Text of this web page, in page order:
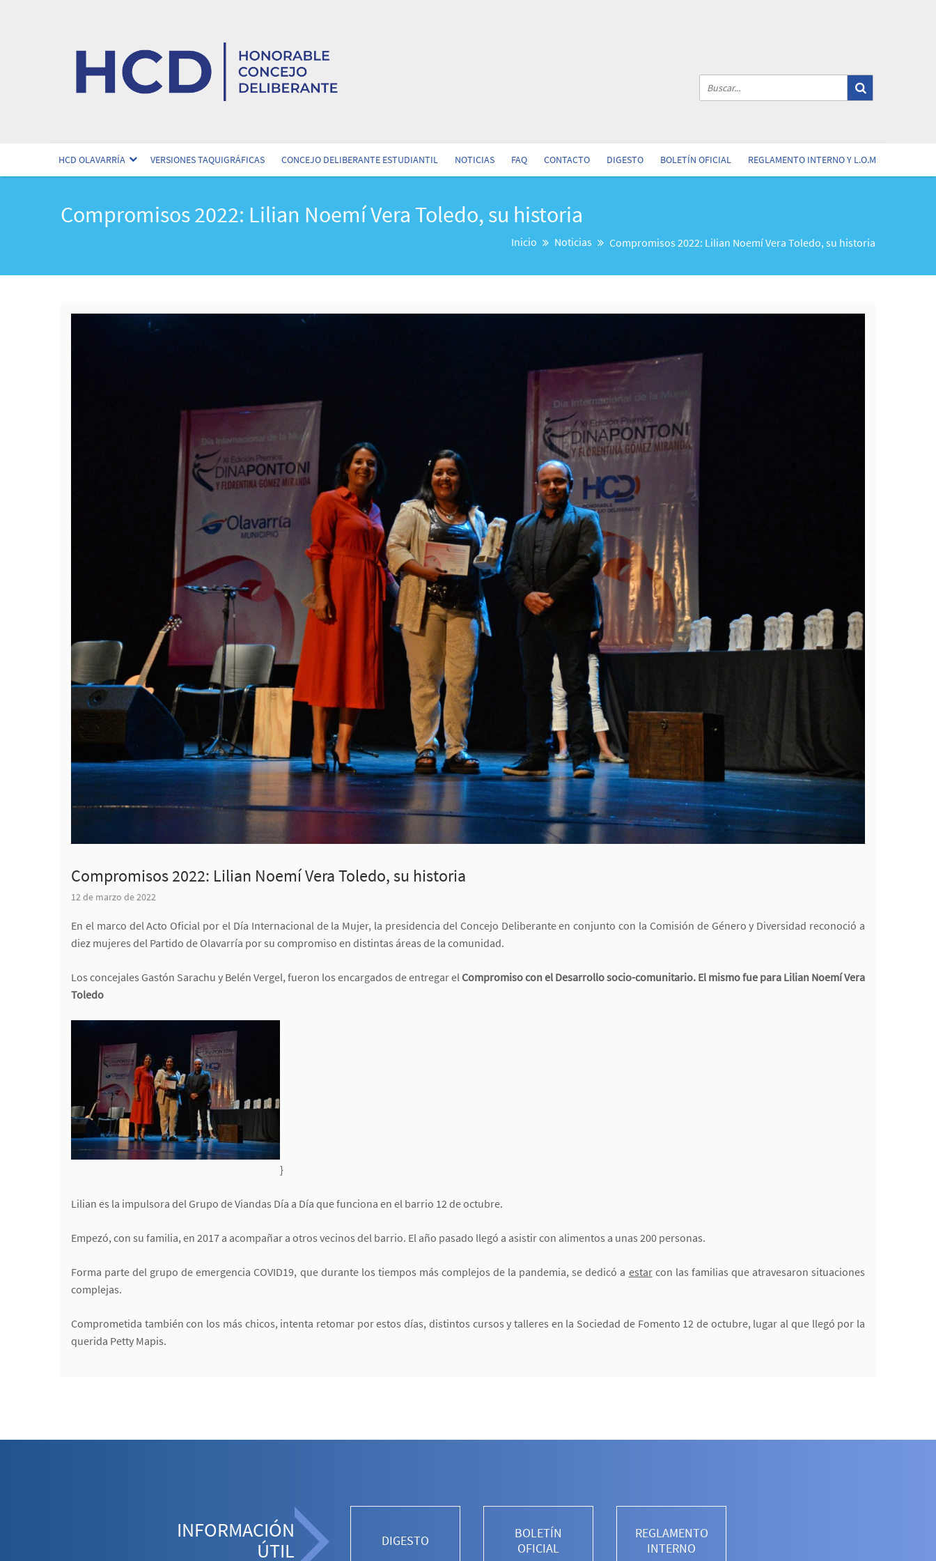
HCD OLAVARRÍA VERSIONES TAQUIGRÁFICAS CONCEJO DELIBERANTE ESTUDIANTIL NOTICIAS FAQ CONTACTO DIGESTO BOLETÍN OFICIAL REGLAMENTO INTERNO Y L.O.M
Compromisos 2022: Lilian Noemí Vera Toledo, su historia
Inicio Noticias Compromisos 2022: Lilian Noemí Vera Toledo, su historia
Compromisos 2022: Lilian Noemí Vera Toledo, su historia
12 de marzo de 2022
En el marco del Acto Oficial por el Día Internacional de la Mujer, la presidencia del Concejo Deliberante en conjunto con la Comisión de Género y Diversidad reconoció a
diez mujeres del Partido de Olavarría por su compromiso en distintas áreas de la comunidad.
Los concejales Gastón Sarachu y Belén Vergel, fueron los encargados de entregar el Compromiso con el Desarrollo socio-comunitario. El mismo fue para Lilian Noemí Vera
Toledo
}
Lilian es la impulsora del Grupo de Viandas Día a Día que funciona en el barrio 12 de octubre.
Empezó, con su familia, en 2017 a acompañar a otros vecinos del barrio. El año pasado llegó a asistir con alimentos a unas 200 personas.
Forma parte del grupo de emergencia COVID19, que durante los tiempos más complejos de la pandemia, se dedicó a estarcon las familias que atravesaron situaciones
complejas.
Comprometida también con los más chicos, intenta retomar por estos días, distintos cursos y talleres en la Sociedad de Fomento 12 de octubre, lugar al que llegó por la
querida Petty Mapis.
INFORMACIÓN
ÚTIL
DIGESTO
BOLETÍN
OFICIAL
REGLAMENTO
INTERNO